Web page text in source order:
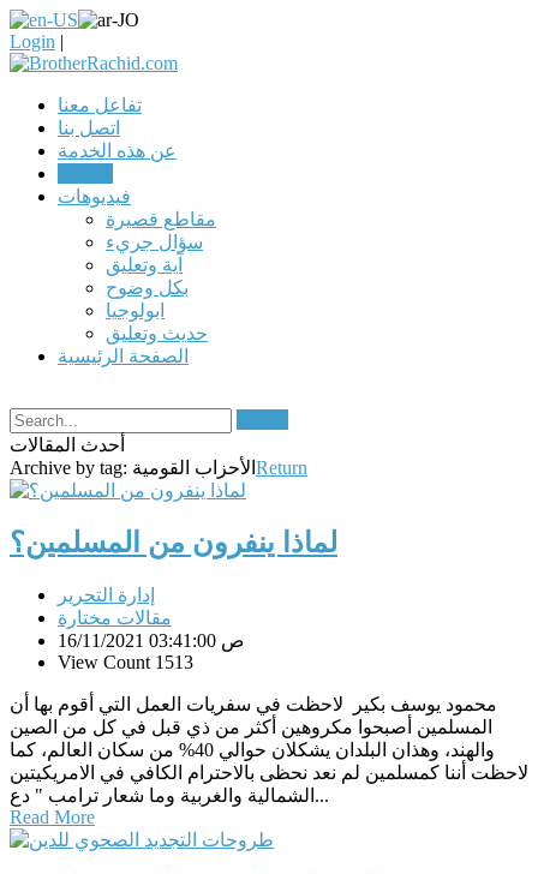
Login |
تفاعل معنا
اتصل بنا
عن هذه الخدمة
فيديوهات
مقاطع قصيرة
سؤال جريء
آية وتعليق
بكل وضوح
ابولوجيا
حديث وتعليق
الصفحة الرئيسية
أحدث المقالات
Archive by tag: الأحزاب القومية Return
لماذا ينفرون من المسلمين؟
إدارة التحرير
مقالات مختارة
16/11/2021 03:41:00 ص
View Count 1513
محمود يوسف بكير لاحظت في سفريات العمل التي أقوم بها أن
المسلمين أصبحوا مكروهين أكثر من ذي قبل في كل من الصين
والهند، وهذان البلدان يشكلان حوالي 40% من سكان العالم، كما
لاحظت أننا كمسلمين لم نعد نحظى بالاحترام الكافي في الامريكيتين
الشمالية والغربية وما شعار ترامب " دع...
Read More